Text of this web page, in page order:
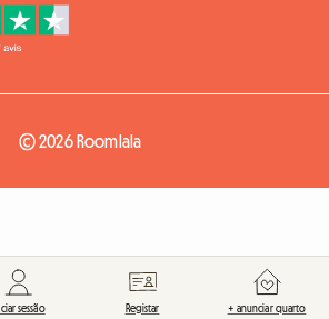
© 2026 Roomlala
sessão Registar + anunciar quarto